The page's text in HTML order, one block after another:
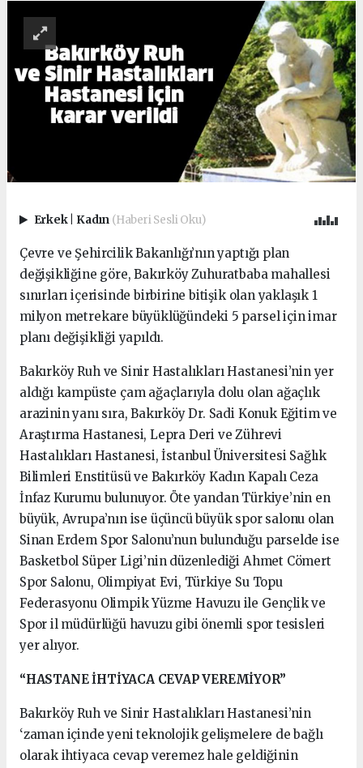
Erkek Kadın (Haberi Sesli Oku)
Çevre ve Şehircilik Bakanlığı’nın yaptığı plan
değişikliğine göre, Bakırköy Zuhuratbaba mahallesi
sınırları içerisinde birbirine bitişik olan yaklaşık 1
milyon metrekare büyüklüğündeki 5 parsel için imar
planı değişikliği yapıldı.
Bakırköy Ruh ve Sinir Hastalıkları Hastanesi’nin yer
aldığı kampüste çam ağaçlarıyla dolu olan ağaçlık
arazinin yanı sıra, Bakırköy Dr. Sadi Konuk Eğitim ve
Araştırma Hastanesi, Lepra Deri ve Zührevi
Hastalıkları Hastanesi, İstanbul Üniversitesi Sağlık
Bilimleri Enstitüsü ve Bakırköy Kadın Kapalı Ceza
İnfaz Kurumu bulunuyor. Öte yandan Türkiye’nin en
büyük, Avrupa’nın ise üçüncü büyük spor salonu olan
Sinan Erdem Spor Salonu’nun bulunduğu parselde ise
Basketbol Süper Ligi’nin düzenlediği Ahmet Cömert
Spor Salonu, Olimpiyat Evi, Türkiye Su Topu
Federasyonu Olimpik Yüzme Havuzu ile Gençlik ve
Spor il müdürlüğü havuzu gibi önemli spor tesisleri
yer alıyor.
“HASTANE İHTİYACA CEVAP VEREMİYOR”
Bakırköy Ruh ve Sinir Hastalıkları Hastanesi’nin
‘zaman içinde yeni teknolojik gelişmelere de bağlı
olarak ihtiyaca cevap veremez hale geldiğinin